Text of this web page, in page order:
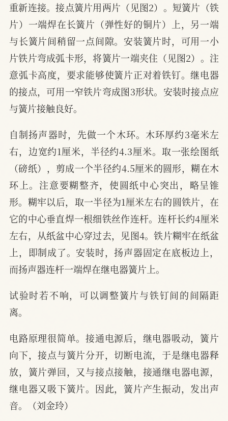
重新连接。接点簧片用两片（见图2）。短簧片（铁
片）一端焊在长簧片（弹性好的铜片）上，另一端
与长簧片间稍留一点间隙。安装簧片时，可用一小
片铁片弯成弧卡形，将簧片一端夹住（见图2）。注
意弧卡高度，要求能够使簧片正对着铁钉。继电器
的接点，可用一窄铁片弯成图3形状。安装时接点应
与簧片接触良好。
自制扬声器时，先做一个木环。木环厚约3毫米左
右，边宽约1厘米，半径约4.3厘米。取一张绘图纸
（磅纸），剪成一个半径约4.5厘米的圆形，糊在木
环上。注意要糊整齐，使圆纸中心突出，略呈锥
形。糊牢以后，取一半径为1厘米左右的圆铁片，在
它的中心垂直焊一根细铁丝作连杆。连杆长约4厘米
左右，从纸盆中心穿过去，见图4。铁片糊牢在纸盆
上，即制成了。安装时，扬声器固定在底板边上，
而扬声器连杆一端焊在继电器簧片上。
试验时若不响，可以调整簧片与铁钉间的间隔距
离。
电路原理很简单。接通电源后，继电器吸动，簧片
向下，接点与簧片分开，切断电流，于是继电器释
放，簧片弹回，又与接点接触，接通继电器电源，
继电器又吸下簧片。因此，簧片产生振动，发出声
音。（刘金玲）